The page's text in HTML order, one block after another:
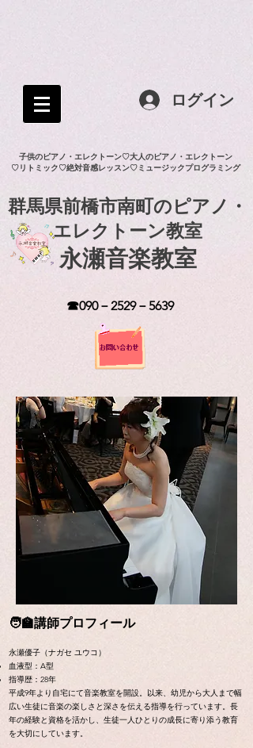
ログイン
子供のピアノ・エレクトーン♡大人のピアノ・エレクトーン
♡リトミック♡絶対音感レッスン♡ミュージックプログラミング
群馬県前橋市南町のピアノ・
エレクトーン教室
永瀬音楽教室
☎090－2529－5639
🧑‍🏫講師プロフィール
永瀬優子（ナガセ ユウコ）
血液型：A型
指導歴：28年
平成9年より自宅にて音楽教室を開設。以来、幼児から大人まで幅
広い生徒に音楽の楽しさと深さを伝える指導を行っています。長
年の経験と資格を活かし、生徒一人ひとりの成長に寄り添う教育
を大切にしています。